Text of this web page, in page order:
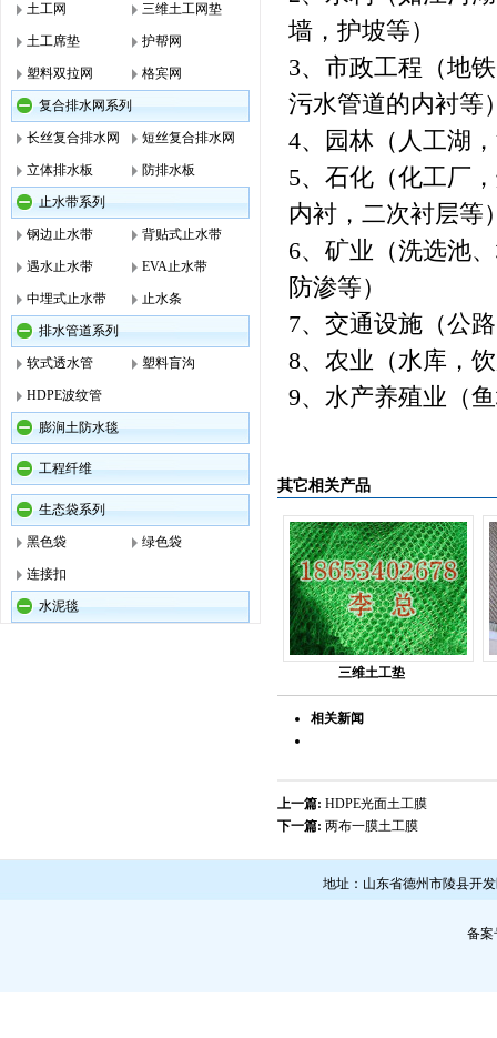
土工网 三维土工网垫
土工席垫 护帮网
塑料双拉网 格宾网
复合排水网系列
长丝复合排水网 短丝复合排水网
立体排水板 防排水板
止水带系列
钢边止水带 背贴式止水带
遇水止水带 EVA止水带
中埋式止水带 止水条
排水管道系列
软式透水管 塑料盲沟
HDPE波纹管
膨涧土防水毯
工程纤维
生态袋系列
黑色袋 绿色袋
连接扣
水泥毯
墙，护坡等）
3、市政工程（地
污水管道的内衬等
4、园林（人工湖
5、石化（化工厂
内衬，二次衬层等
6、矿业（洗选池
防渗等）
7、交通设施（公
8、农业（水库，
9、水产养殖业（
其它相关产品
三维土工垫
相关新闻
上一篇: HDPE光面土工膜
下一篇: 两布一膜土工膜
地址：山东省德州市陵县开发
备